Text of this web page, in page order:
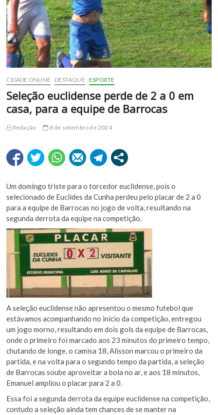
CIDADE ONLINE DESTAQUE ESPORTE
Seleção euclidense perde de 2 a 0 em
casa, para a equipe de Barrocas
Redação 8 de setembro de 2024
Um domingo triste para o torcedor euclidense, pois o
selecionado de Euclides da Cunha perdeu pelo placar de 2 a 0
para a equipe de Barrocas no jogo de volta, resultando na
segunda derrota da equipe na competição.
A seleção euclidense não apresentou o mesmo futebol que
estávamos acompanhando no início da competição, entregou
um jogo morno, resultando em dois gols da equipe de Barrocas,
onde o primeiro foi marcado aos 23 minutos do primeiro tempo,
chutando de longe, o camisa 18, Alisson marcou o primeiro da
partida, e na volta para o segundo tempo da partida, a seleção
de Barrocas soube aproveitar a bola no ar, e aos 18 minutos,
Emanuel ampliou o placar para 2 a 0.
Essa foi a segunda derrota da equipe euclidense na competição,
contudo a seleção ainda tem chances de se manter na